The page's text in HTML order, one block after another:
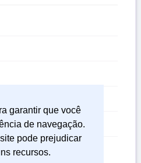
garantir que você
de navegação.
pode prejudicar
recursos.